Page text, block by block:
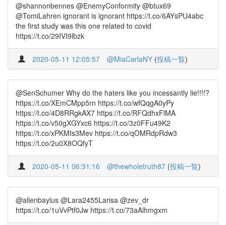
@shannonbennes @EnemyConformity @btux69
@TomiLahren ignorant is ignorant https://t.co/6AYsPU4abc
the first study was this one related to covid
https://t.co/29IVI9lbzk
2020-05-11 12:05:57 @MiaCarlaNY (投稿一覧)
@SenSchumer Why do the haters like you incessantly lie!!!!?
https://t.co/XEmCMpp5rn https://t.co/wfQqgA0yPy
https://t.co/4D8RRgkAX7 https://t.co/RFQdhxFlMA
https://t.co/v50gXGYxc6 https://t.co/3z0FFu49K2
https://t.co/xPKMIs3Mev https://t.co/qOMRdpRdw3
https://t.co/2u0X8OQfyT
2020-05-11 06:31:16 @thewholetruth87 (投稿一覧)
@allenbaylus @Lara2455Larisa @zev_dr
https://t.co/1uVvPtf0Jw https://t.co/73aAlhmgxm